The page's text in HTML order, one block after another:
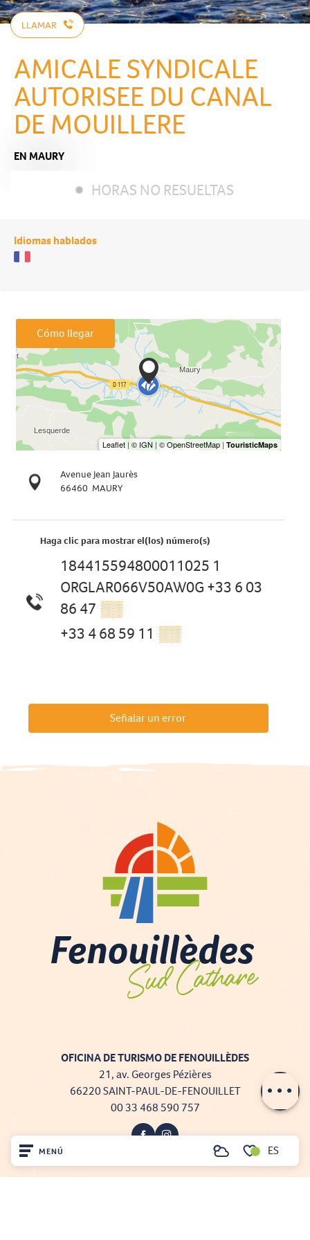
MENÚ
Voir les favoris
Buscar ES
LLAMAR
AMICALE SYNDICALE
AUTORISEE DU CANAL
DE MOUILLERE
EN MAURY
HORAS NO RESUELTAS
Idiomas hablados
Cómo llegar
Avenue Jean Jaurès
66460 MAURY
Haga clic para mostrar el(los) número(s)
184415594800011025 1
ORGLAR066V50AW0G +33 6 03
86 47 ▒▒
+33 4 68 59 11 ▒▒
Señalar un error
OFICINA DE TURISMO DE FENOUILLÈDES
21, av. Georges Pézières
66220 SAINT-PAUL-DE-FENOUILLET
00 33 468 590 757